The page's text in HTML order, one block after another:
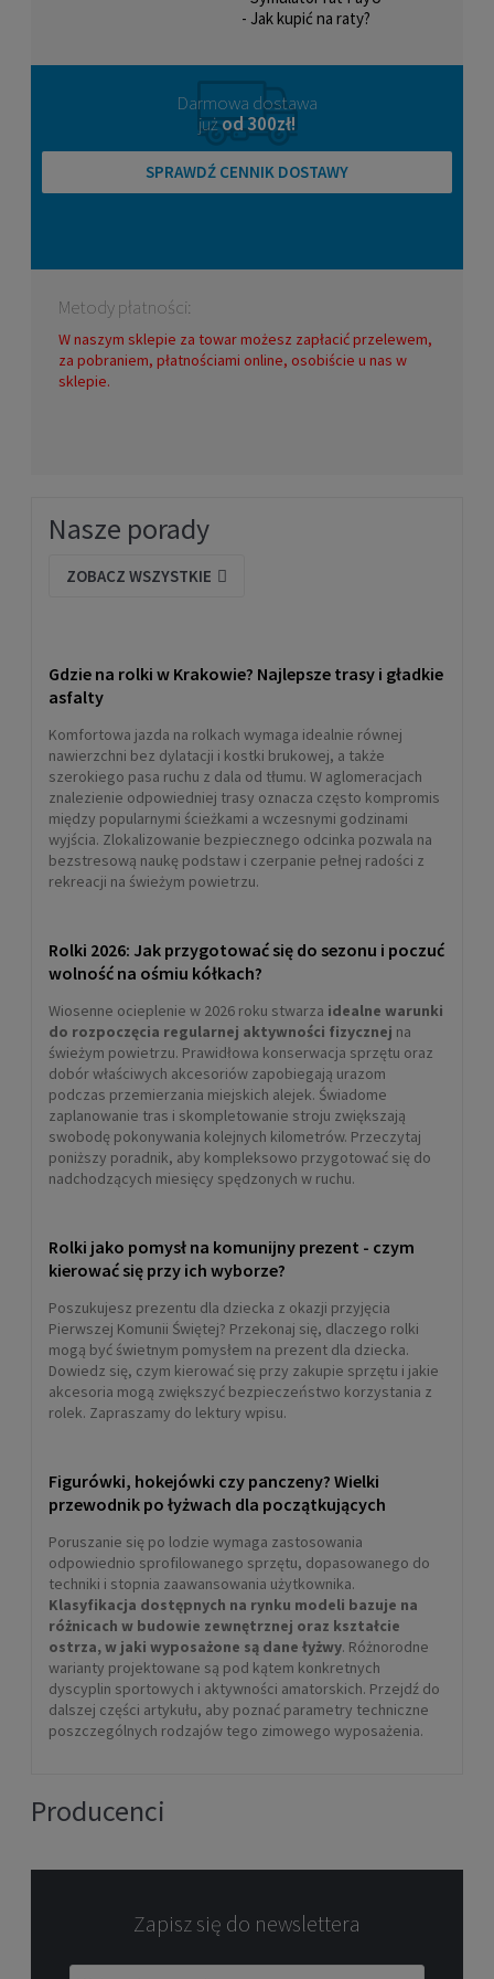
Śruba do kół Rollerblade do szyny
ALUMINIOWEJ - Macroblade 80/84/90/100/110
(1szt.)
szyny ALUMINIOWEJ (Macroblade, Sirio, Spark)
Śruba krótka do hamulca Powerslide HABS
5,00 zł
DO KOSZYKA
Sznurówki do rolek Powerslide WAXED PRO
LACES woskowane (multicolor neon)
POWIADOM O DOSTĘPNOŚCI
- Jak kupić na raty?
Darmowa dostawa
już od 300zł!
SPRAWDŹ CENNIK DOSTAWY
Metody płatności:
W naszym sklepie za towar możesz zapłacić przelewem,
za pobraniem, płatnościami online, osobiście u nas w
sklepie.
Nasze porady
ZOBACZ WSZYSTKIE
Gdzie na rolki w Krakowie? Najlepsze trasy i gładkie
asfalty
Komfortowa jazda na rolkach wymaga idealnie równej
nawierzchni bez dylatacji i kostki brukowej, a także
szerokiego pasa ruchu z dala od tłumu. W aglomeracjach
znalezienie odpowiedniej trasy oznacza często kompromis
między popularnymi ścieżkami a wczesnymi godzinami
wyjścia. Zlokalizowanie bezpiecznego odcinka pozwala na
bezstresową naukę podstaw i czerpanie pełnej radości z
rekreacji na świeżym powietrzu.
Rolki 2026: Jak przygotować się do sezonu i poczuć
wolność na ośmiu kółkach?
Wiosenne ocieplenie w 2026 roku stwarza idealne warunki
do rozpoczęcia regularnej aktywności fizycznej na
świeżym powietrzu. Prawidłowa konserwacja sprzętu oraz
dobór właściwych akcesoriów zapobiegają urazom
podczas przemierzania miejskich alejek. Świadome
zaplanowanie tras i skompletowanie stroju zwiększają
swobodę pokonywania kolejnych kilometrów. Przeczytaj
poniższy poradnik, aby kompleksowo przygotować się do
nadchodzących miesięcy spędzonych w ruchu.
Rolki jako pomysł na komunijny prezent - czym
kierować się przy ich wyborze?
Poszukujesz prezentu dla dziecka z okazji przyjęcia
Pierwszej Komunii Świętej? Przekonaj się, dlaczego rolki
mogą być świetnym pomysłem na prezent dla dziecka.
Dowiedz się, czym kierować się przy zakupie sprzętu i jakie
akcesoria mogą zwiększyć bezpieczeństwo korzystania z
rolek. Zapraszamy do lektury wpisu.
Figurówki, hokejówki czy panczeny? Wielki
przewodnik po łyżwach dla początkujących
Poruszanie się po lodzie wymaga zastosowania
odpowiednio sprofilowanego sprzętu, dopasowanego do
techniki i stopnia zaawansowania użytkownika.
Klasyfikacja dostępnych na rynku modeli bazuje na
różnicach w budowie zewnętrznej oraz kształcie
ostrza, w jaki wyposażone są dane łyżwy. Różnorodne
warianty projektowane są pod kątem konkretnych
dyscyplin sportowych i aktywności amatorskich. Przejdź do
dalszej części artykułu, aby poznać parametry techniczne
poszczególnych rodzajów tego zimowego wyposażenia.
Producenci
Zapisz się do newslettera